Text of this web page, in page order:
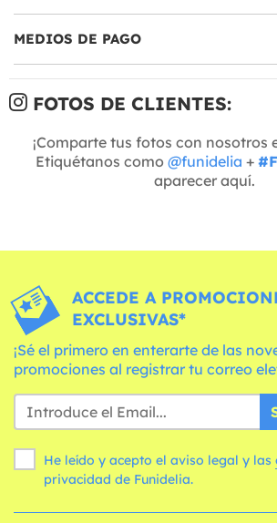
MEDIOS DE PAGO
FOTOS DE CLIENTES:
¡Comparte tus fotos con nosotros
Etiquétanos como @funidelia +
aparecer aquí.
ACCEDE A
EXCLUSIVAS*
¡Sé el primero en enterarte de las
promociones al registrar tu correo
He leído y acepto el aviso legal y las
privacidad de Funidelia.